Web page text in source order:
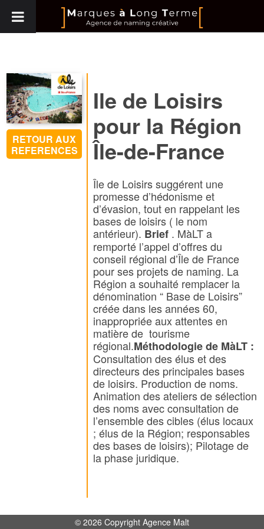
RETOUR AUX
REFERENCES
Ile de Loisirs
pour la Région
Île-de-France
Île de Loisirs suggérent une
promesse d’hédonisme et
d’évasion, tout en rappelant les
bases de loisirs ( le nom
antérieur). Brief . MàLT a
remporté l’appel d’offres du
conseil régional d’Île de France
pour ses projets de naming. La
Région a souhaité remplacer la
dénomination “ Base de Loisirs”
créée dans les années 60,
inappropriée aux attentes en
matière de tourisme
régional.Méthodologie de MàLT :
Consultation des élus et des
directeurs des principales bases
de loisirs. Production de noms.
Animation des ateliers de sélection
des noms avec consultation de
l’ensemble des cibles (élus locaux
; élus de la Région; responsables
des bases de loisirs); Pilotage de
la phase juridique.
© 2026 Copyright Agence Malt